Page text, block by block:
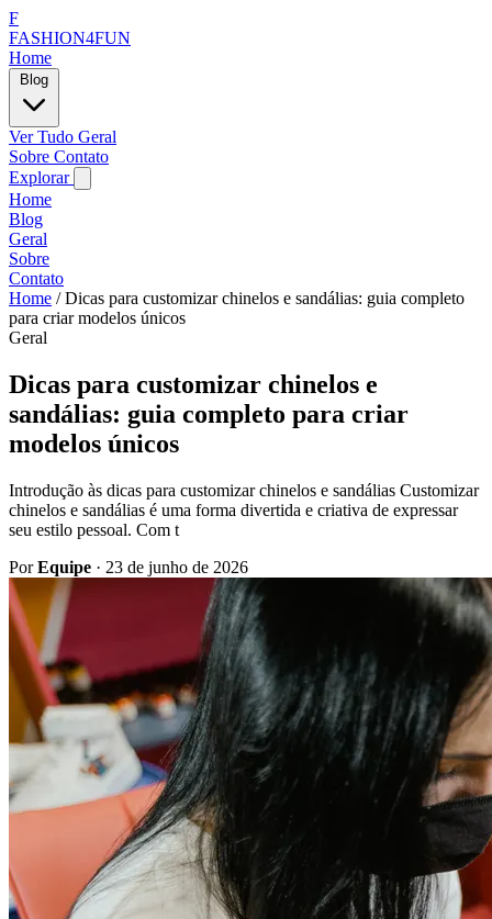
F
FASHION4FUN
Home
Ver Tudo Geral
Sobre Contato
Explorar
Home
Blog
Geral
Sobre
Contato
Home / Dicas para customizar chinelos e sandálias: guia completo
para criar modelos únicos
Geral
Dicas para customizar chinelos e
sandálias: guia completo para criar
modelos únicos
Introdução às dicas para customizar chinelos e sandálias Customizar
chinelos e sandálias é uma forma divertida e criativa de expressar
seu estilo pessoal. Com t
PorEquipe · 23 de junho de 2026